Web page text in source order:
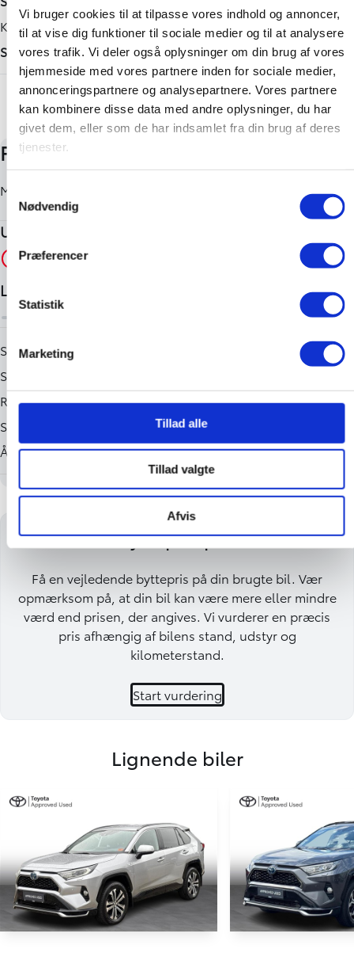
Vi bruger cookies til at tilpasse vores indhold og annoncer,
til at vise dig funktioner til sociale medier og til at analysere
vores trafik. Vi deler også oplysninger om din brug af vores
hjemmeside med vores partnere inden for sociale medier,
annonceringspartnere og analysepartnere. Vores partnere
kan kombinere disse data med andre oplysninger, du har
givet dem, eller som de har indsamlet fra din brug af deres
tjenester.
Samtykkevalg
Nødvendig
Præferencer
Statistik
Marketing
Tillad alle
Tillad valgte
Afvis
✔️ Alle biler kan finansieres igennem Toyota finans til
markeds bedste rentesatser. Vi tilbyder både variabel og
fast rente med 0 kr. i udbetaling samt erhvervsleasing til
vores erhvervsbiler.
🔧 Hos os kan du få en Toyotas Serviceaftale, som giver dig
ro og tryghed igennem hele perioden.
🔧 Er skaden sket? Så er valget med Toyota forsikring det
bedste valg du kan få, med de absolut bedste vilkår der er
på markedet. Du er nemlig garanteret nye originale
selskab.. 😉
🚘 Vi tager naturligvis din nuværende bil i bytte.
📞 Gå ind på atbiler og find din nærmeste afdeling.
Karosseri
SUV
Tilkoblingsvægt med bremser
1500 kg
Tilkoblingsvægt uden bremser
750 kg
+ Vis flere
Få en byttepris på din bil
Få en vejledende byttepris på din brugte bil. Vær
opmærksom på, at din bil kan være mere eller mindre
værd end prisen, der angives. Vi vurderer en præcis
pris afhængig af bilens stand, udstyr og
kilometerstand.
Start vurdering
Lignende biler